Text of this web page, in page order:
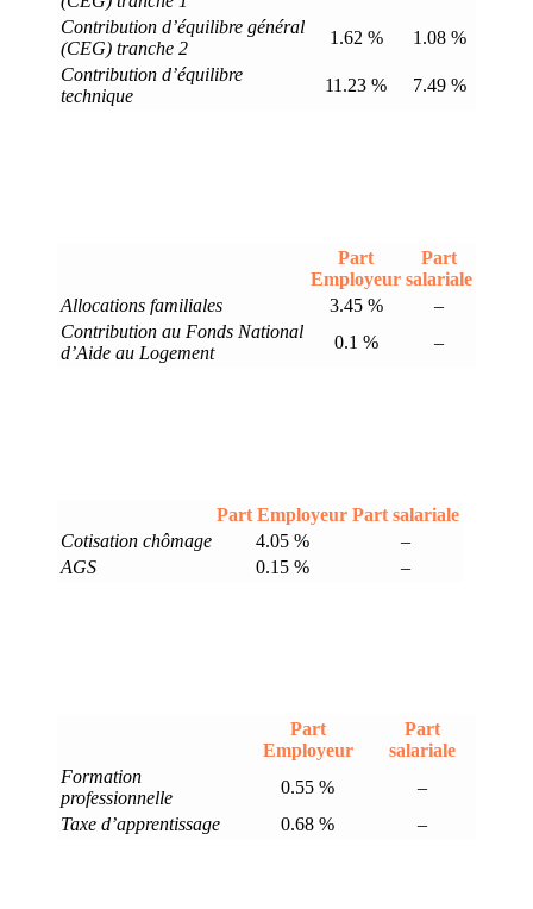
Contribution d’équilibre général
(CEG) tranche 2
1.62 %
1.08 %
Contribution d’équilibre
technique
11.23 % 7.49 %
Part
Employeur
Part
salariale
Allocations familiales
3.45 %
–
Contribution au Fonds National
d’Aide au Logement
0.1 % –
Part Employeur Part salariale
Cotisation chômage
4.05 %
–
AGS
0.15 % –
Part
Employeur
Part
salariale
Formation
professionnelle
0.55 %
–
Taxe d’apprentissage
0.68 % –